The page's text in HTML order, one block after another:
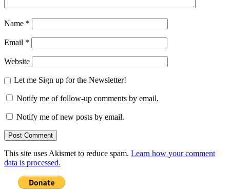
Name *
Email *
Website
Let me Sign up for the Newsletter!
Notify me of follow-up comments by email.
Notify me of new posts by email.
This site uses Akismet to reduce spam. Learn how your comment
data is processed.